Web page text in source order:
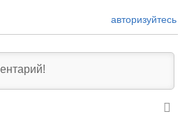
авторизуйтесь